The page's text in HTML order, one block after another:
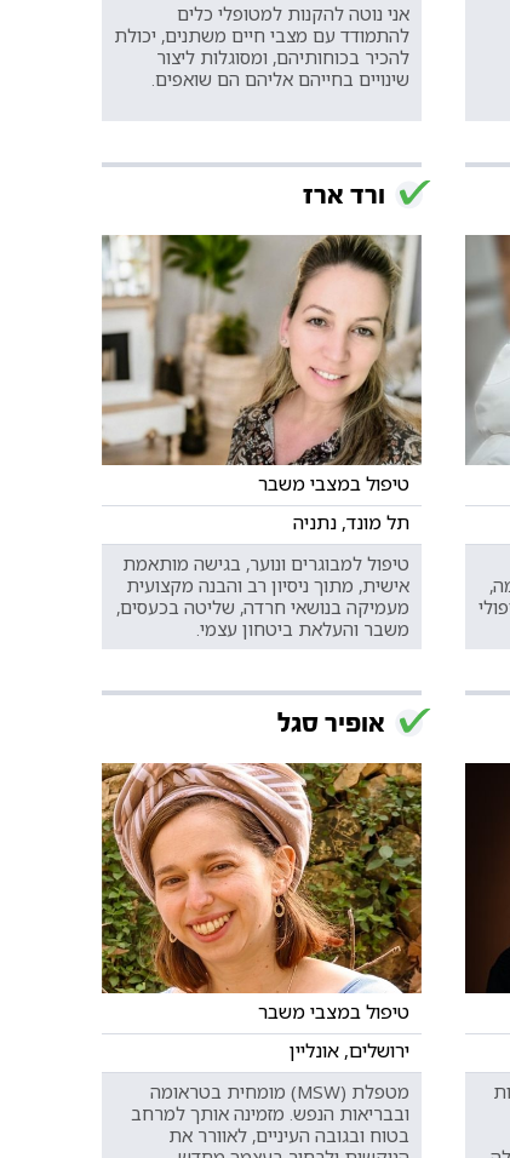
אני נוטה להקנות למטופלי כלים
להתמודד עם מצבי חיים משתנים, יכולת
להכיר בכוחותיהם, ומסוגלות ליצור
שינויים בחייהם אליהם הם שואפים.
ורד ארז
טיפול במצבי משבר
תל מונד, נתניה
טיפול למבוגרים ונוער, בגישה מותאמת
אישית, מתוך ניסיון רב והבנה מקצועית
מעמיקה בנושאי חרדה, שליטה בכעסים,
משבר והעלאת ביטחון עצמי.
אופיר סגל
טיפול במצבי משבר
ירושלים, אונליין
מטפלת (MSW) מומחית בטראומה
ובבריאות הנפש. מזמינה אותך למרחב
בטוח ובגובה העיניים, לאוורר את